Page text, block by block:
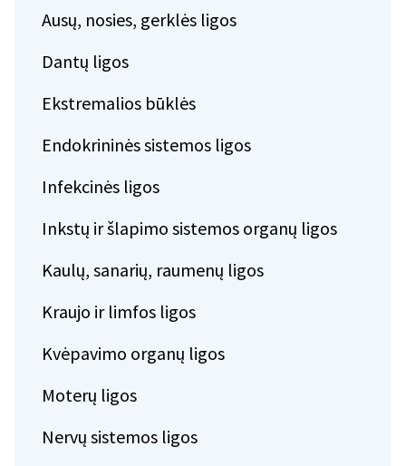
Ausų, nosies, gerklės ligos
Dantų ligos
Ekstremalios būklės
Endokrininės sistemos ligos
Infekcinės ligos
Inkstų ir šlapimo sistemos organų ligos
Kaulų, sanarių, raumenų ligos
Kraujo ir limfos ligos
Kvėpavimo organų ligos
Moterų ligos
Nervų sistemos ligos